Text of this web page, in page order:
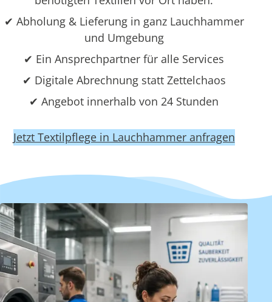
✔ Abholung & Lieferung in ganz Lauchhammer
und Umgebung
✔ Ein Ansprechpartner für alle Services
✔ Digitale Abrechnung statt Zettelchaos
✔ Angebot innerhalb von 24 Stunden
Jetzt Textilpflege in Lauchhammer anfragen